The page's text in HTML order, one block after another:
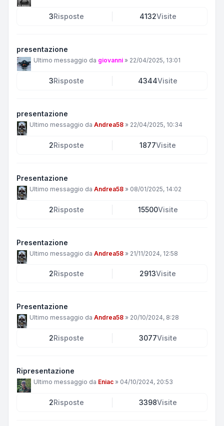
3Risposte 4132Visite
presentazione
Ultimo messaggio da giovanni » 22/04/2025, 13:01
3Risposte 4344Visite
presentazione
Ultimo messaggio da Andrea58 » 22/04/2025, 10:34
2Risposte 1877Visite
Presentazione
Ultimo messaggio da Andrea58 » 08/01/2025, 14:02
2Risposte 15500Visite
Presentazione
Ultimo messaggio da Andrea58 » 21/11/2024, 12:58
2Risposte 2913Visite
Presentazione
Ultimo messaggio da Andrea58 » 20/10/2024, 8:28
2Risposte 3077Visite
Ripresentazione
Ultimo messaggio da Eniac » 04/10/2024, 20:53
2Risposte 3398Visite